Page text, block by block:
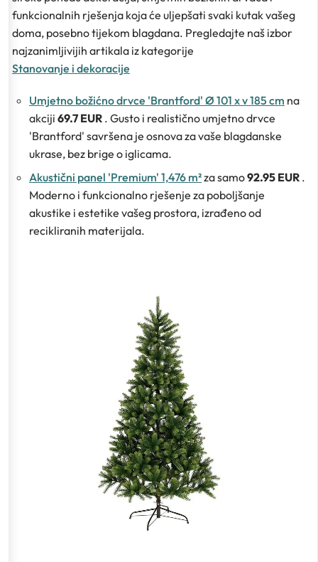
funkcionalnih rješenja koja će uljepšati svaki kutak vašeg
doma, posebno tijekom blagdana. Pregledajte naš izbor
najzanimljivijih artikala iz kategorije
Stanovanje i dekoracije
Umjetno božićno drvce 'Brantford' Ø 101 x v 185 cm na
akciji 69.7 EUR . Gusto i realistično umjetno drvce
'Brantford' savršena je osnova za vaše blagdanske
ukrase, bez brige o iglicama.
Akustični panel 'Premium' 1,476 m²za samo92.95 EUR .
Moderno i funkcionalno rješenje za poboljšanje
akustike i estetike vašeg prostora, izrađeno od
recikliranih materijala.